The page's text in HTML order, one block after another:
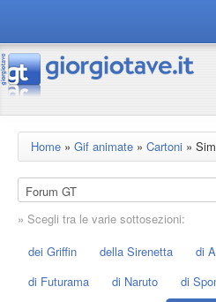
connect gt
risorse
Home » Gif animate » Cartoni »
» Scegli tra le varie sottosezioni:
dei Griffin
della Sirenetta di
di Futurama
di Naruto di